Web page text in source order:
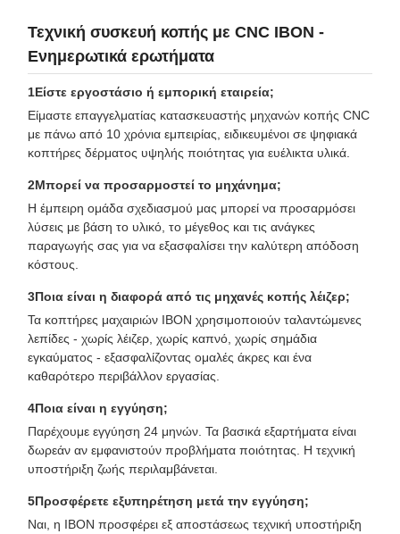
Τεχνική συσκευή κοπής με CNC IBON -
Ενημερωτικά ερωτήματα
1Είστε εργοστάσιο ή εμπορική εταιρεία;
Είμαστε επαγγελματίας κατασκευαστής μηχανών κοπής CNC
με πάνω από 10 χρόνια εμπειρίας, ειδικευμένοι σε ψηφιακά
κοπτήρες δέρματος υψηλής ποιότητας για ευέλικτα υλικά.
2Μπορεί να προσαρμοστεί το μηχάνημα;
Η έμπειρη ομάδα σχεδιασμού μας μπορεί να προσαρμόσει
λύσεις με βάση το υλικό, το μέγεθος και τις ανάγκες
παραγωγής σας για να εξασφαλίσει την καλύτερη απόδοση
κόστους.
3Ποια είναι η διαφορά από τις μηχανές κοπής λέιζερ;
Τα κοπτήρες μαχαιριών IBON χρησιμοποιούν ταλαντώμενες
λεπίδες - χωρίς λέιζερ, χωρίς καπνό, χωρίς σημάδια
εγκαύματος - εξασφαλίζοντας ομαλές άκρες και ένα
καθαρότερο περιβάλλον εργασίας.
4Ποια είναι η εγγύηση;
Παρέχουμε εγγύηση 24 μηνών. Τα βασικά εξαρτήματα είναι
δωρεάν αν εμφανιστούν προβλήματα ποιότητας. Η τεχνική
υποστήριξη ζωής περιλαμβάνεται.
5Προσφέρετε εξυπηρέτηση μετά την εγγύηση;
Ναι, η IBON προσφέρει εξ αποστάσεως τεχνική υποστήριξη